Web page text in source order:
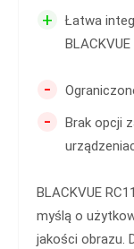
+
Łatwa
BLACKVUE
-
-
Brak opcji
BLACKVUE
myślą o
jakości obrazu.